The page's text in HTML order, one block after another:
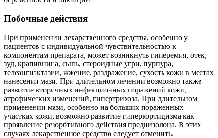
Побочные действия
При применении лекарственного средства, особенно у
пациентов с индивидуальной чувствительностью к
компонентам препарата, может возникнуть гиперемия, отек,
зуд, крапивница, сыпь, стероидные угри, пурпура,
телеангиэктазии, жжение, раздражение, сухость кожи в местах
нанесения мази. При длительном лечении возможно также
развитие вторичных инфекционных поражений кожи,
атрофических изменений, гипертрихоза. При длительном
применении мази, особенно на больших пораженных
участках кожи, возможно развитие гиперкортицизма как
проявление резорбтивного действия преднизолона. В этих
случаях лекарственное средство следует отменить.